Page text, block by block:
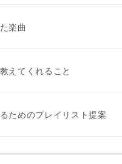
楽曲
えてくれること
ためのプレイリスト提案